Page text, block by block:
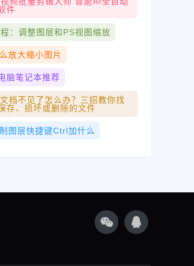
件
：调整图层和PS视图缩放
放大缩小图片
脑笔记本推荐
档不见了怎么办？三招教你找
存、损坏或删除的文件
图层快捷键ctrl加什么